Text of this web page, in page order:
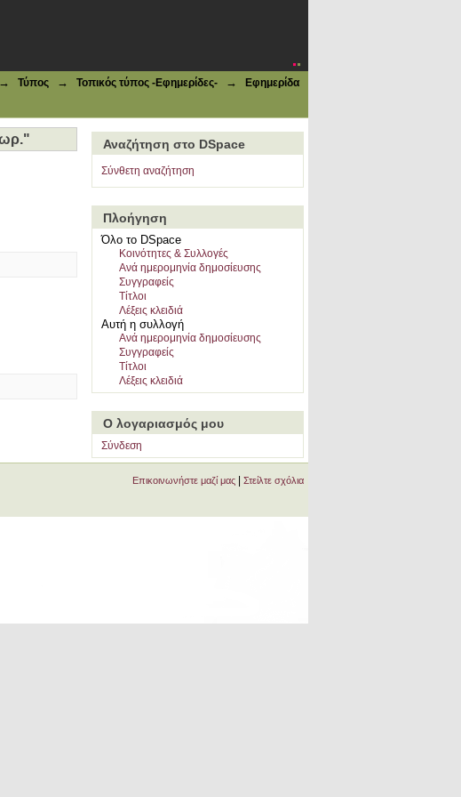
→ Τύπος → Τοπικός τύπος -Εφημερίδες- →
Εφημερίδα
Αναζήτηση στο DSpace
Σύνθετη αναζήτηση
Πλοήγηση
Όλο το DSpace
Κοινότητες & Συλλογές
Ανά ημερομηνία δημοσίευσης
Συγγραφείς
Τίτλοι
Λέξεις κλειδιά
Αυτή η συλλογή
Ανά ημερομηνία δημοσίευσης
Συγγραφείς
Τίτλοι
Λέξεις κλειδιά
Ο λογαριασμός μου
Σύνδεση
Επικοινωνήστε μαζί μας Στείλτε σχόλια